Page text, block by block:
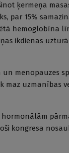
ķermeņa
par 15%
hemoglobīna
ikdienas
menopauzes
uzmanības
hormonālām
kongresa